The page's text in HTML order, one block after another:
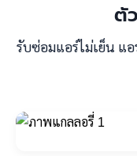
ตั
รับซ่อมแอร์ไม่เย็น แ